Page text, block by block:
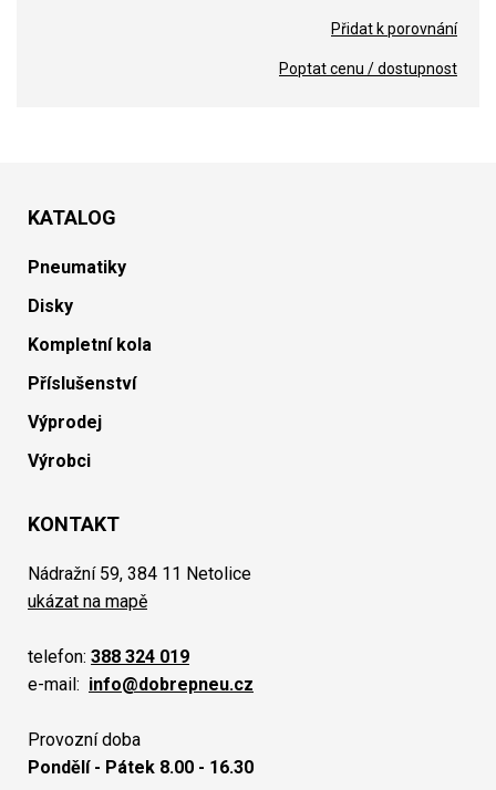
Přidat k porovnání
Poptat cenu / dostupnost
KATALOG
Pneumatiky
Disky
Kompletní kola
Příslušenství
Výprodej
Výrobci
KONTAKT
Nádražní 59, 384 11 Netolice
ukázat na mapě
telefon: 388 324 019
e-mail: info@dobrepneu.cz
Provozní doba
Pondělí - Pátek 8.00 - 16.30